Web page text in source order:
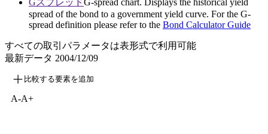
spread of the bond to a government yield curve. For the G-
spread definition please refer to the Bond Calculator Guide
すべての取引パラメータは表形式で利用可能
最新データ 2004/12/09
比較する要素を追加